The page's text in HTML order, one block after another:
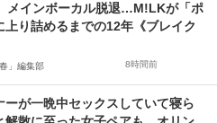
メインボーカル脱退…M!LKが「ポ
上り詰めるまでの12年《ブレイク
」編集部 8時間前
ーが一晩中セックスしていて寝ら